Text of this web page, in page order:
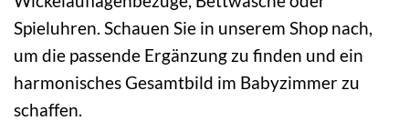
Spieluhren. Schauen Sie in unserem Shop nach,
um die passende Ergänzung zu finden und ein
harmonisches Gesamtbild im Babyzimmer zu
schaffen.